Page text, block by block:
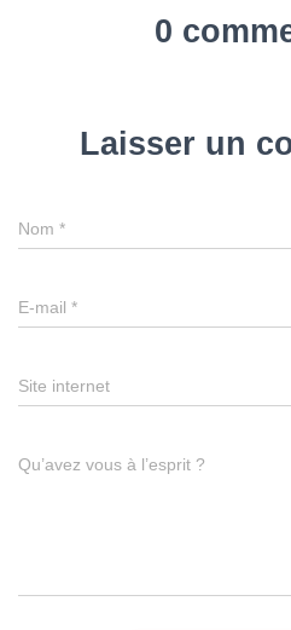
0
Laisser un
Nom *
E-mail *
Site internet
Qu’avez vous à l’esprit ?